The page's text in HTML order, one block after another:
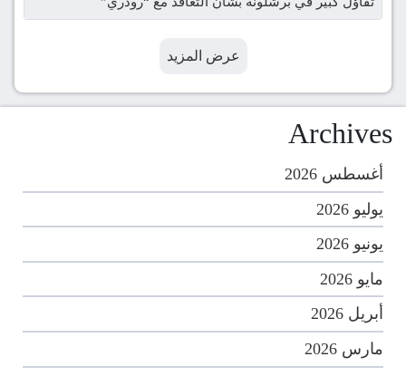
عرض المزيد
Archives
أغسطس 2026
يوليو 2026
يونيو 2026
مايو 2026
أبريل 2026
مارس 2026